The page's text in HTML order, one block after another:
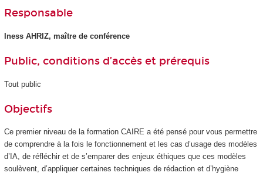
Responsable
Iness AHRIZ, maître de conférence
Public, conditions d’accès et prérequis
Tout public
Objectifs
Ce premier niveau de la formation CAIRE a été pensé pour vous permettre
de comprendre à la fois le fonctionnement et les cas d’usage des modèles
d’IA, de réfléchir et de s’emparer des enjeux éthiques que ces modèles
soulèvent, d’appliquer certaines techniques de rédaction et d’hygiène